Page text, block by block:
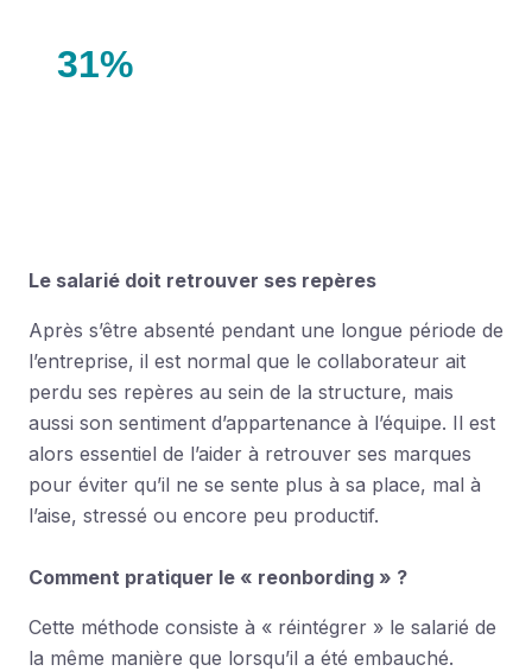
31%
Le salarié doit retrouver ses repères
Après s’être absenté pendant une longue période de
l’entreprise, il est normal que le collaborateur ait
perdu ses repères au sein de la structure, mais
aussi son sentiment d’appartenance à l’équipe. Il est
alors essentiel de l’aider à retrouver ses marques
pour éviter qu’il ne se sente plus à sa place, mal à
l’aise, stressé ou encore peu productif.
Comment pratiquer le « reonbording » ?
Cette méthode consiste à « réintégrer » le salarié de
la même manière que lorsqu’il a été embauché.